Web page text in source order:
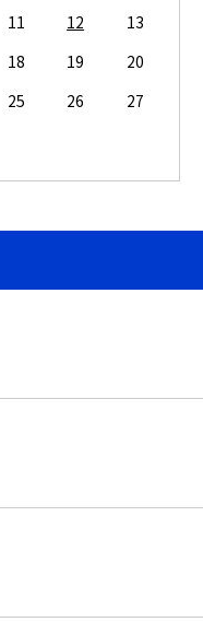
11 12
13
18 19
20
25 26
27